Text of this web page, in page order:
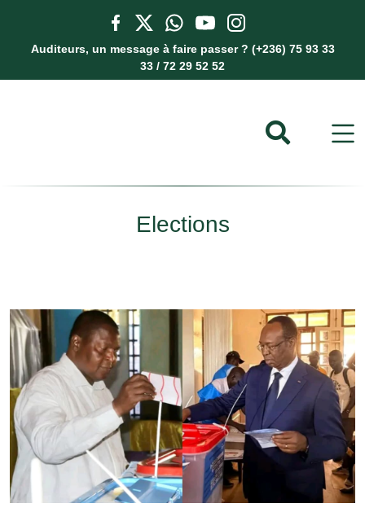
Auditeurs, un message à faire passer ? (+236) 75 93 33
33 / 72 29 52 52
Elections